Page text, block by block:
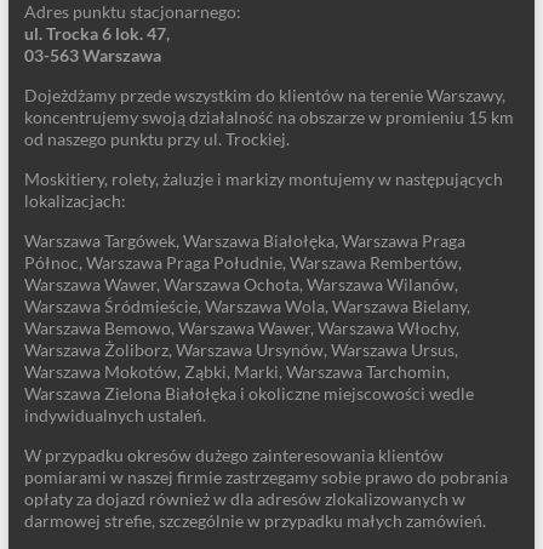
Adres punktu stacjonarnego:
ul. Trocka 6 lok. 47,
03-563 Warszawa
Dojeżdżamy przede wszystkim do klientów na terenie Warszawy,
koncentrujemy swoją działalność na obszarze w promieniu 15 km
od naszego punktu przy ul. Trockiej.
Moskitiery, rolety, żaluzje i markizy montujemy w następujących
lokalizacjach:
Warszawa Targówek, Warszawa Białołęka, Warszawa Praga
Północ, Warszawa Praga Południe, Warszawa Rembertów,
Warszawa Wawer, Warszawa Ochota, Warszawa Wilanów,
Warszawa Śródmieście, Warszawa Wola, Warszawa Bielany,
Warszawa Bemowo, Warszawa Wawer, Warszawa Włochy,
Warszawa Żoliborz, Warszawa Ursynów, Warszawa Ursus,
Warszawa Mokotów, Ząbki, Marki, Warszawa Tarchomin,
Warszawa Zielona Białołęka i okoliczne miejscowości wedle
indywidualnych ustaleń.
W przypadku okresów dużego zainteresowania klientów
pomiarami w naszej firmie zastrzegamy sobie prawo do pobrania
opłaty za dojazd również w dla adresów zlokalizowanych w
darmowej strefie, szczególnie w przypadku małych zamówień.